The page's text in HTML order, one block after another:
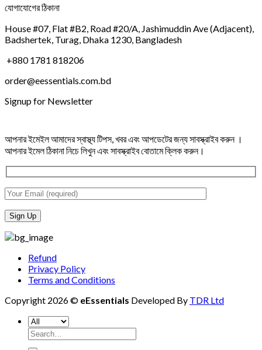
যোগাযোগের ঠিকানা
House #07, Flat #B2, Road #20/A, Jashimuddin Ave (Adjacent),
Badshertek, Turag, Dhaka 1230, Bangladesh
+880 1781 818206
order@eessentials.com.bd
Signup for Newsletter
আপনার ইমেইল আমাদের স্বাস্থ্য টিপস, খবর এবং আপডেটের জন্য সাবস্ক্রাইব করুন ।
আপনার ইমেল ঠিকানা নিচে লিখুন এবং সাবস্ক্রাইব বোতামে ক্লিক করুন।
Refund
Privacy Policy
Terms and Conditions
Copyright 2026 © eEssentials Developed By TDR Ltd
Search
for: